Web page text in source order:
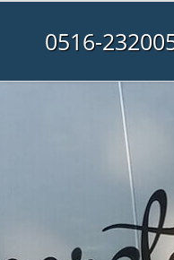
0516-